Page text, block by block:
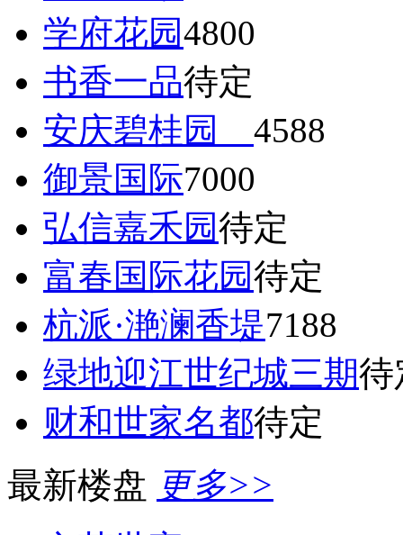
学府花园4800
书香一品待定
安庆碧桂园 4588
御景国际7000
弘信嘉禾园待定
富春国际花园待定
杭派·滟澜香堤7188
绿地迎江世纪城三期待
财和世家名都待定
最新楼盘 更多>>